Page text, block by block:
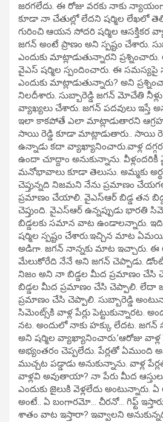
జరగలేదు. ఈ రోజు వరకు నాకు
కూడా నా చేతుల్లో లేదని షర్మిల లేఖలో
గురించి ఆయన సోదరి షర్మిల ఆసక్తికర
జగన్ అంటే ప్రాణం అని స్పష్టం చేశారు.
ఎందుకు మాట్లాడుతున్నారని
వైఎస్ షర్మిల స్పందించారు. ఈ సమస్యపై
ఎందుకు మాట్లాడుతున్నారు? అని
నిలదీశారు. సుబ్బారెడ్డి జగన్ మోచేతి
వ్యాఖ్యలు చేశారు. జగన్ పదవులు ఇస్తే
ఇలా కాకపోతే ఎలా మాట్లాడుతారని ఆగ్రహం
సాయి రెడ్డి కూడా మాట్లాడుతారు.. సాయి
ఉన్నాడు కదా వ్యాఖ్యానించారు.వాళ్ల
ఉందా చూద్దాం అనుకున్నాను.
మనోభావాలు కూడా తెలుసు. అమ్మకు
చెప్తున్నది నిజమని నేను ప్రమాణం
ప్రమాణం చేయాలి. వైఎస్ఆర్ బిడ్డ తన
చెప్తుంది. వైఎస్ఆర్ ఉన్నప్పుడు భారతి
బిడ్డలకు సమాన వాట ఉండాలన్నారు. ఇది
షర్మిల స్పష్టం చేశారు.ఇచ్చిన మాట
అడిగా. జగన్ నాన్నకు మాట ఇచ్చారు.
మేలుకోరేది నేనే అని జగన్ చెప్పాడు.
నిజం అని నా బిడ్డల మీద ప్రమాణం చేసి
బిడ్డల మీద ప్రమాణం చేసి చెప్పాలి. లేదా
ప్రమాణం చేసి చెప్పాలి. సుబ్బారెడ్డి
సిమెంట్స్‌కి వాళ్ల పేర్లు పెట్టుకున్నారట.
నట. అందులో నాకు హక్కు లేదట.
అని షర్మిల వ్యాఖ్యానించారు.’ఆరోజు వాళ్ల
అభ్యంతరం చెప్పలేదు. పేర్లతో ఏముంది
ముచ్చట పడ్డాడు అనుకున్నాను. వాళ్ల
వాళ్లవి అవుతాయా? నా పేరు మీద
ఎందుకు జైలుకి వెళ్లలేదు అంటున్నారు.
అంటే.. ఏ బంగారమో… చీరనో… గిఫ్ట్
శాతం వాట ఇస్తారా? ఇవ్వాలని